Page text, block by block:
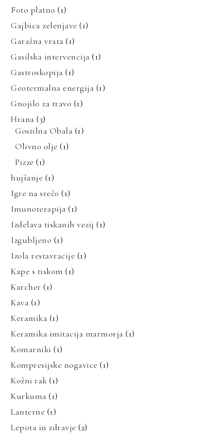
Foto platno (1)
Gajbica zelenjave (1)
Garažna vrata (1)
Gasilska intervencija (1)
Gastroskopija (1)
Geotermalna energija (1)
Gnojilo za travo (1)
Hrana (3)
Gostilna Obala (1)
Olivno olje (1)
Pizze (1)
hujšanje (1)
Igre na srečo (1)
Imunoterapija (1)
Izdelava tiskanih vezij (1)
Izgubljeno (1)
Izola restavracije (1)
Kape s tiskom (1)
Karcher (1)
Kava (1)
Keramika (1)
Keramika imitacija marmorja (1)
Komarniki (1)
Kompresijske nogavice (1)
Kožni rak (1)
Kurkuma (1)
Lanterne (1)
Lepota in zdravje (2)